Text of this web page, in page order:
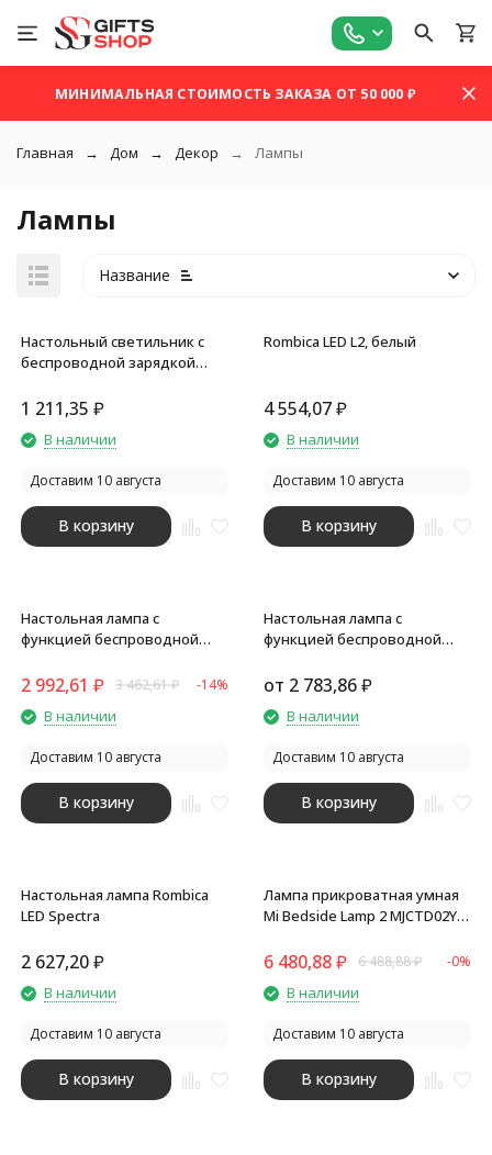
МИНИМАЛЬНАЯ СТОИМОСТЬ ЗАКАЗА ОТ 50 000 ₽
Главная Дом Декор Лампы
Лампы
Название
Настольный светильник с
беспроводной зарядкой
1 211,35 ₽
В наличии
Доставим 10 августа
В корзину
Rombica LED L2, белый
4 554,07₽
В наличии
Доставим 10 августа
В корзину
Настольная лампа с
функцией беспроводной
2 992,61 ₽ 3 462,61₽ -14%
В наличии
Доставим 10 августа
В корзину
Настольная лампа с
функцией беспроводной
от 2 783,86₽
В наличии
Доставим 10 августа
В корзину
Настольная лампа Rombica
LED Spectra
2 627,20₽
В наличии
Доставим 10 августа
В корзину
Лампа прикроватная умная
Mi Bedside Lamp 2 MJCTD02YL
6 480,88₽ 6 488,88₽ -0%
В наличии
Доставим 10 августа
В корзину